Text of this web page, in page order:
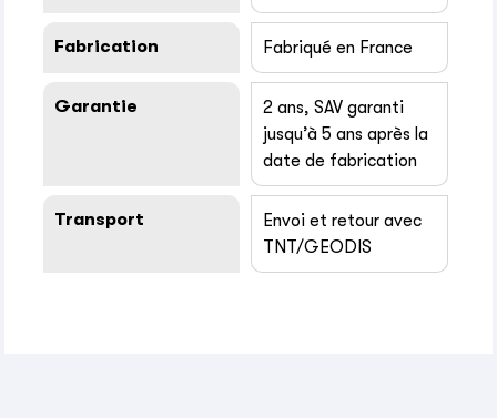
Fabrication Fabriqué en France
Garantie
2 ans, SAV garanti
jusqu’à 5 ans après la
date de fabrication
Transport
Envoi et retour avec
TNT/GEODIS